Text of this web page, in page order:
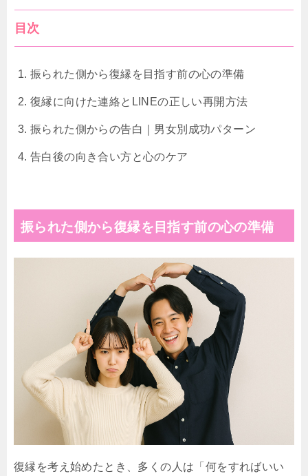
目次
振られた側から復縁を目指す前の心の準備
復縁に向けた連絡とLINEの正しい再開方法
振られた側からの告白｜男女別成功パターン
告白後の向き合い方と心のケア
振られた側から復縁を目指す前の心の準備
復縁を考え始めたとき、多くの人は「何をすればいい